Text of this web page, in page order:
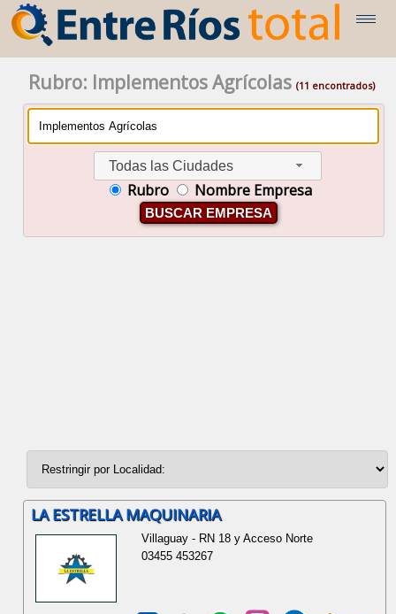
Rubro: Implementos Agrícolas(11 encontrados)
Todas las Ciudades
Rubro Nombre Empresa
BUSCAR EMPRESA
LA ESTRELLA MAQUINARIA
Villaguay - RN 18 y Acceso Norte
03455 453267